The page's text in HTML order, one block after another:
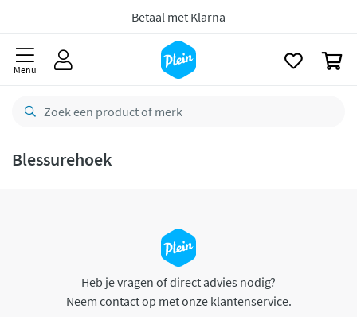
Betaal met Klarna
Menu
Blessurehoek
Heb je vragen of direct advies nodig?
Neem contact op met onze klantenservice.